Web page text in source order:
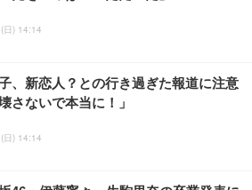
日) 14:14
、新恋人？との行き過ぎた報道に注意
さないで本当に！」
日) 14:14